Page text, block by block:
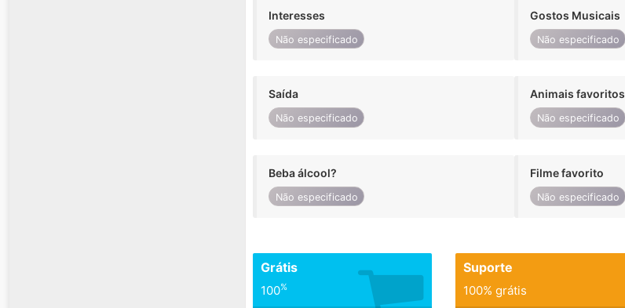
Interesses
Não especificado
Gostos Musicais
Não especificado
Saída
Não especificado
Animais favoritos
Não especificado
Beba álcool?
Não especificado
Filme favorito
Não especificado
Grátis
100%
Suporte
100% grátis